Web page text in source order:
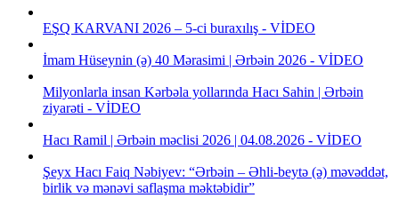
EŞQ KARVANI 2026 – 5-ci buraxılış - VİDEO
İmam Hüseynin (ə) 40 Mərasimi | Ərbəin 2026 - VİDEO
Milyonlarla insan Kərbəla yollarında Hacı Sahin | Ərbəin
ziyarəti - VİDEO
Hacı Ramil | Ərbəin məclisi 2026 | 04.08.2026 - VİDEO
Şeyx Hacı Faiq Nəbiyev: “Ərbəin – Əhli-beytə (ə) məvəddət,
birlik və mənəvi saflaşma məktəbidir”